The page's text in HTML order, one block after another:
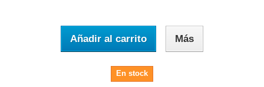
Añadir al carrito Más
En stock